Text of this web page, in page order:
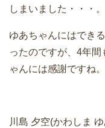
しまいました・・・。
ゆあちゃんにはでき
ったのですが、4年
ゃんには感謝ですね。
川島 夕空(かわしま